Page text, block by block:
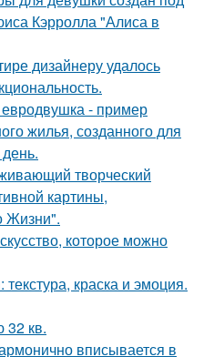
Кэрролла "Алиса в
дизайнеру удалось
- пример
жилья, созданного для
творческий
картины,
Жизни".
которое можно
краска и эмоция.
32 кв.
вписывается в